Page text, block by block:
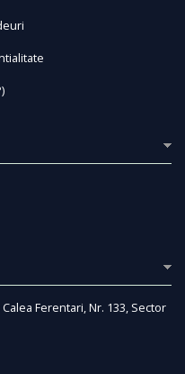
Ferentari, Nr. 133, Sector